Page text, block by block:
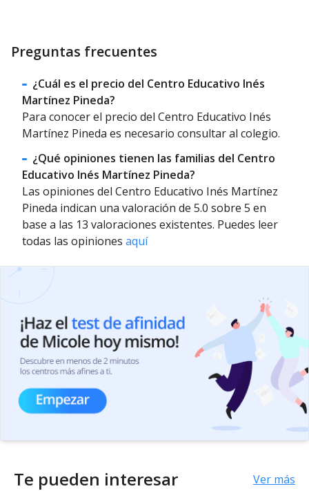
Preguntas frecuentes
¿Cuál es el precio del Centro Educativo Inés
Martínez Pineda?
Para conocer el precio del Centro Educativo Inés
Martínez Pineda es necesario consultar al colegio.
¿Qué opiniones tienen las familias del Centro
Educativo Inés Martínez Pineda?
Las opiniones del Centro Educativo Inés Martínez
Pineda indican una valoración de 5.0 sobre 5 en
base a las 13 valoraciones existentes. Puedes leer
todas las opiniones aquí
Te pueden interesar Ver más